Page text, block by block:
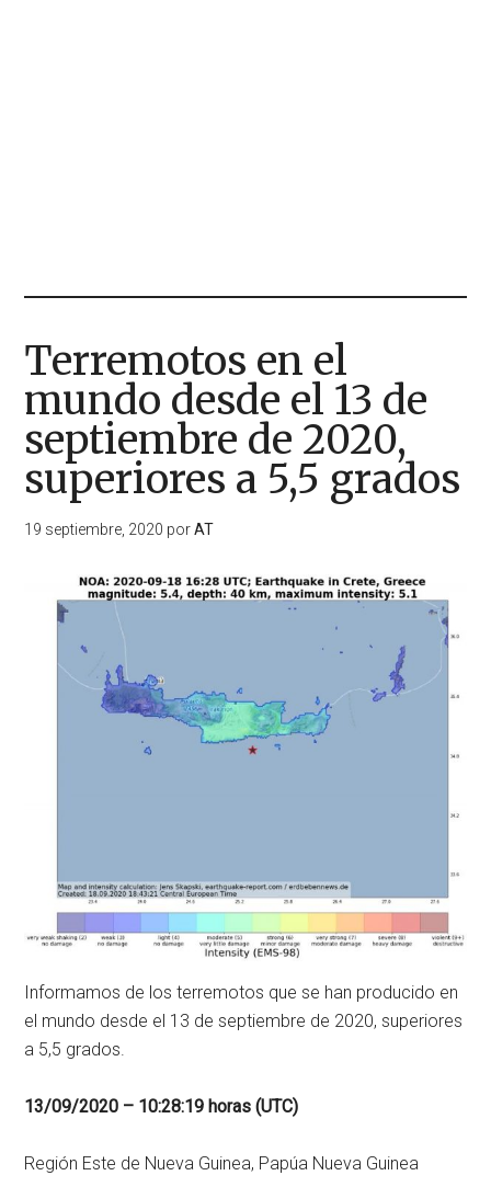
Terremotos en el
mundo desde el 13 de
septiembre de 2020,
superiores a 5,5 grados
19 septiembre, 2020 porAT
Informamos de los terremotos que se han producido en
el mundo desde el 13 de septiembre de 2020, superiores
a 5,5 grados.
13/09/2020 – 10:28:19 horas (UTC)
Región Este de Nueva Guinea, Papúa Nueva Guinea